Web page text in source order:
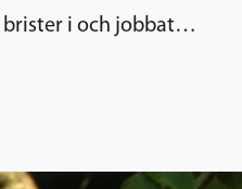
brister i och jobbat…